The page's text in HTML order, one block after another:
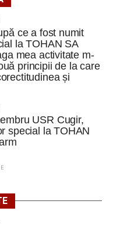
patrimoniul regiunii
Mikulov, Lednice și
diferită asupra
regiuni.
la spațiul de curs. A
descoperirea locurilor
Do It Yourself.
putea deveni o
aparent lipsit de
ce a fost numit
la TOHAN SA
mea activitate m-
principii de la care
și
USR Cugir,
special la TOHAN